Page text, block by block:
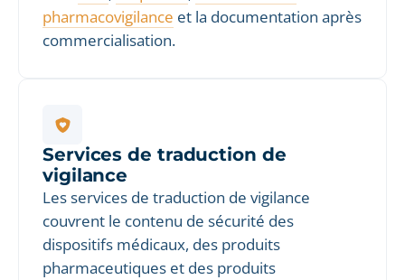
pharmacovigilance et la documentation après
commercialisation.
Services de traduction de
vigilance
Les services de traduction de vigilance
couvrent le contenu de sécurité des
dispositifs médicaux, des produits
pharmaceutiques et des produits